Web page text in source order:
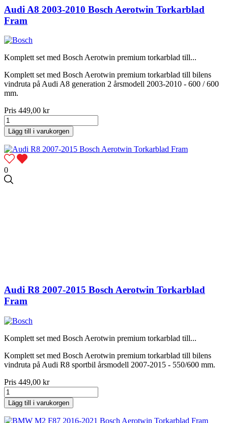
Audi A8 2003-2010 Bosch Aerotwin Torkarblad
Fram
Komplett set med Bosch Aerotwin premium torkarblad till...
Komplett set med Bosch Aerotwin premium torkarblad till bilens
vindruta på Audi A8 generation 2 årsmodell 2003-2010 - 600 / 600
mm.
Pris 449,00 kr
Lägg till i varukorgen
0
Audi R8 2007-2015 Bosch Aerotwin Torkarblad
Fram
Komplett set med Bosch Aerotwin premium torkarblad till...
Komplett set med Bosch Aerotwin premium torkarblad till bilens
vindruta på Audi R8 sportbil årsmodell 2007-2015 - 550/600 mm.
Pris 449,00 kr
Lägg till i varukorgen